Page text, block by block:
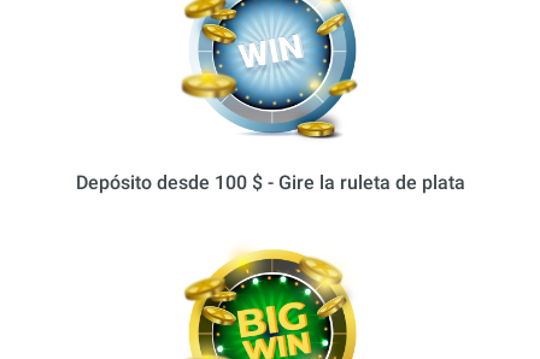
Depósito desde 100 $ - Gire la ruleta de plata